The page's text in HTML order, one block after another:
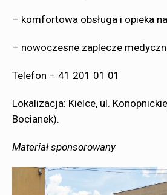
– komfortowa obsługa i opieka
– nowoczesne zaplecze
Telefon – 41 201 01 01
Lokalizacja: Kielce, ul.
Bocianek).
Materiał sponsorowany